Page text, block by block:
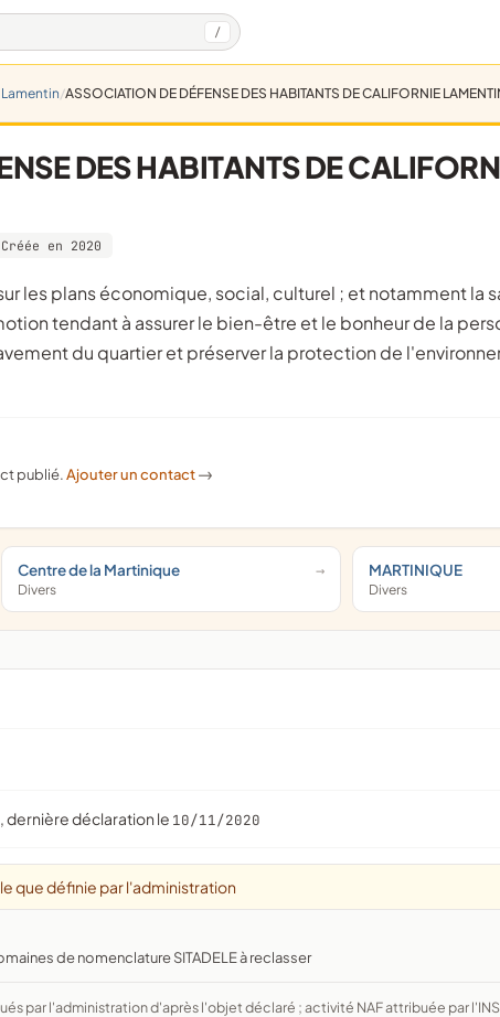
/
Lamentin ASSOCIATION DE DÉFENSE DES HABITANTS DE CALIFORNIE
DES HABITANTS DE
Créée en 2020
tendant à assurer le bien-être et le bonheur de la
du quartier et préserver la protection de
publié.Ajouter un contact ->
Centre de la Martinique
Divers
MARTINIQUE
Divers
, dernière déclaration le 10/11/2020
que définie par l'administration
de nomenclature SITADELE à reclasser